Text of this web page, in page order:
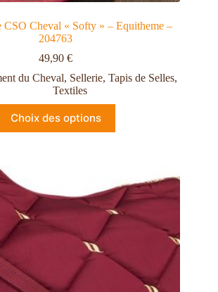
CSO Cheval « Softy » – Equitheme –
204763
49,90€
du Cheval, Sellerie,Tapis de Selles,
Textiles
Choix des options